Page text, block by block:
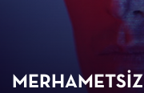
MERHAMETSIZ